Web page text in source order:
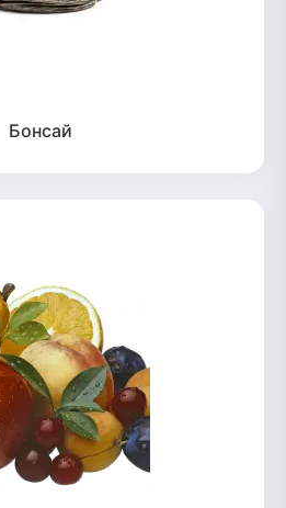
Бонсай